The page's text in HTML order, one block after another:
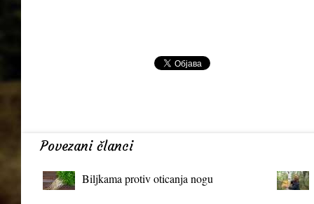
Povezani članci
Biljkama protiv oticanja nogu